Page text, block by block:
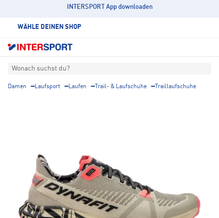
INTERSPORT App downloaden
WÄHLE DEINEN SHOP
Wonach suchst du?
Damen Laufsport Laufen Trail- & Laufschuhe Traillaufschuhe